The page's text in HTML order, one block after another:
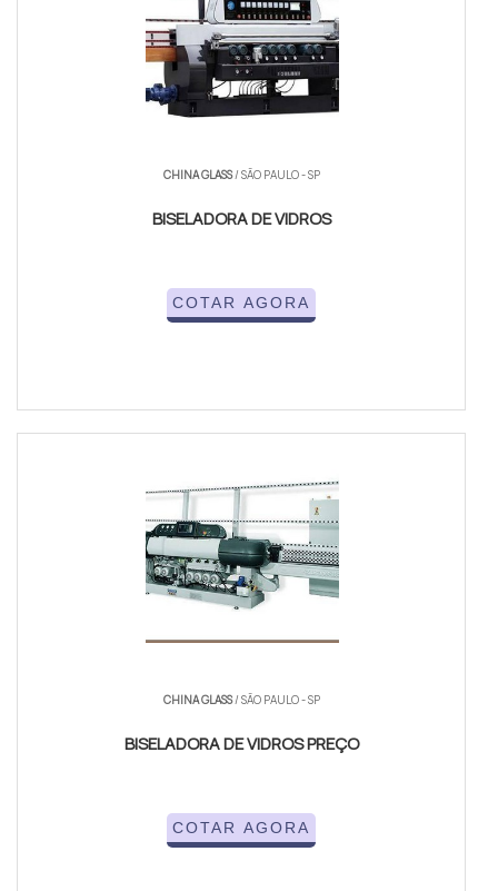
CHINA GLASS/ SÃO PAULO - SP
BISELADORA DE VIDROS
COTAR AGORA
CHINA GLASS/ SÃO PAULO - SP
BISELADORA DE VIDROS PREÇO
COTAR AGORA